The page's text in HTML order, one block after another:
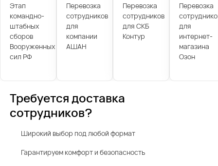
Этап
командно-
штабных
сборов
Вооруженных
сил РФ
Перевозка
сотрудников
для
компании
АШАН
Перевозка
сотрудников
для СКБ
Контур
Перевозка
для
интернет-
магазина
Озон
Требуется доставка
сотрудников?
Широкий выбор под любой формат
Гарантируем комфорт и безопасность